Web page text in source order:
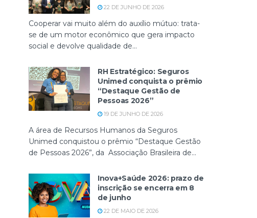
22 DE JUNHO DE 2026
Cooperar vai muito além do auxílio mútuo: trata-
se de um motor econômico que gera impacto
social e devolve qualidade de...
RH Estratégico: Seguros
Unimed conquista o prêmio
“Destaque Gestão de
Pessoas 2026”
19 DE JUNHO DE 2026
A área de Recursos Humanos da Seguros
Unimed conquistou o prêmio “Destaque Gestão
de Pessoas 2026”, da Associação Brasileira de...
Inova+Saúde 2026: prazo de
inscrição se encerra em 8
de junho
22 DE MAIO DE 2026